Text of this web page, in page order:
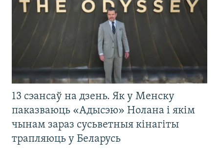
13 сэансаў на дзень. Як у Менску
паказваюць «Адысэю» Нолана і якім
чынам зараз сусьветныя кінагіты
трапляюць у Беларусь